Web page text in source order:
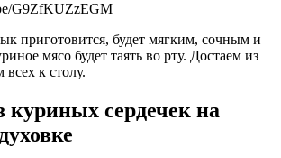
G9ZfKUZzEGM
приготовится, будет мягким, сочным и
мясо будет таять во рту. Достаем из
к столу.
сердечек на